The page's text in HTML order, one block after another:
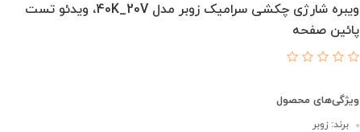
ویبره شارژی چکشی سرامیک زوبر مدل 40K_20V، ویدئو تست
پائین صفحه
ویژگی‌های محصول
برند: زوبر